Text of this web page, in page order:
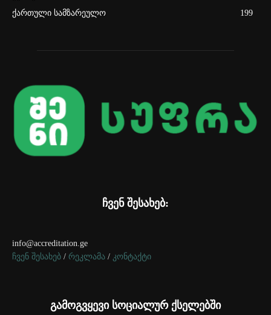
ქართული სამზარეულო
199
ჩვენ შესახებ:
info@accreditation.ge
ჩვენ შესახებ / რეკლამა / კონტაქტი
გამოგვყევი სოციალურ ქსელებში